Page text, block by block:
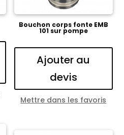
Bouchon corps fonte EMB
101 sur pompe
Ajouter au
devis
Mettre dans les favoris